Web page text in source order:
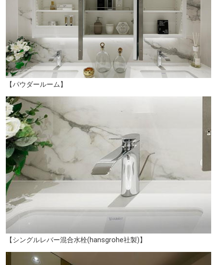
【パウダールーム】
【シングルレバー混合水栓(hansgrohe社製)】